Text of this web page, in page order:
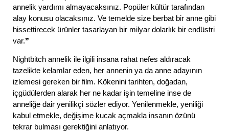
annelik yardımı almayacaksınız. Popüler kültür tarafından
alay konusu olacaksınız. Ve temelde size berbat bir anne gibi
hissettirecek ürünler tasarlayan bir milyar dolarlık bir endüstri
var.❞
Nightbitch annelik ile ilgili insana rahat nefes aldıracak
tazelikte kelamlar eden, her annenin ya da anne adayının
izlemesi gereken bir film. Kökenini tarihten, doğadan,
içgüdülerden alarak her ne kadar işin temeline inse de
anneliğe dair yenilikçi sözler ediyor. Yenilenmekle, yeniliği
kabul etmekle, değişime kucak açmakla insanın özünü
tekrar bulması gerektiğini anlatıyor.